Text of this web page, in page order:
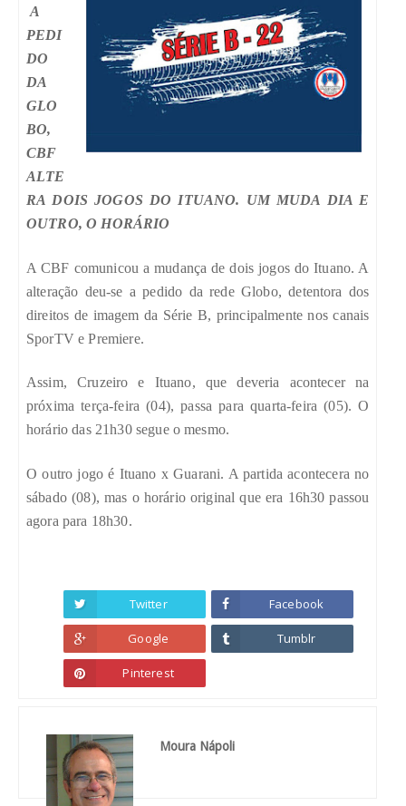
A
PEDI
DO
DA
GLO
BO,
CBF
ALTE
RA DOIS JOGOS DO ITUANO. UM MUDA DIA E
OUTRO, O HORÁRIO
A CBF comunicou a mudança de dois jogos do Ituano. A
alteração deu-se a pedido da rede Globo, detentora dos
direitos de imagem da Série B, principalmente nos canais
SporTV e Premiere.
Assim, Cruzeiro e Ituano, que deveria acontecer na
próxima terça-feira (04), passa para quarta-feira (05). O
horário das 21h30 segue o mesmo.
O outro jogo é Ituano x Guarani. A partida acontecera no
sábado (08), mas o horário original que era 16h30 passou
agora para 18h30.
Twitter Facebook
Google Tumblr
Pinterest
Moura Nápoli